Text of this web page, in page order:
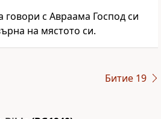
говори с Авраама Господ си
на мястото си.
Битие 19